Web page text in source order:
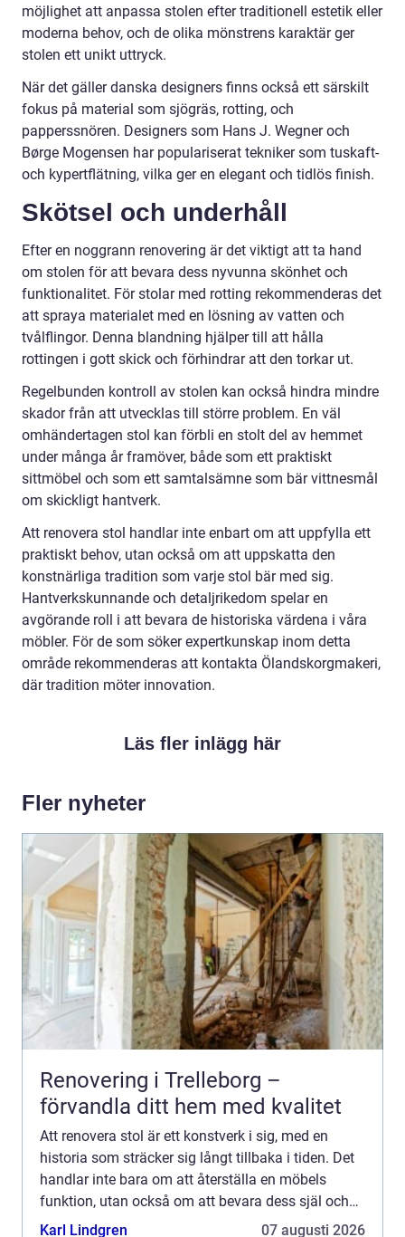
möjlighet att anpassa stolen efter traditionell estetik eller
moderna behov, och de olika mönstrens karaktär ger
stolen ett unikt uttryck.
När det gäller danska designers finns också ett särskilt
fokus på material som sjögräs, rotting, och
papperssnören. Designers som Hans J. Wegner och
Børge Mogensen har populariserat tekniker som tuskaft-
och kypertflätning, vilka ger en elegant och tidlös finish.
Skötsel och underhåll
Efter en noggrann renovering är det viktigt att ta hand
om stolen för att bevara dess nyvunna skönhet och
funktionalitet. För stolar med rotting rekommenderas det
att spraya materialet med en lösning av vatten och
tvålflingor. Denna blandning hjälper till att hålla
rottingen i gott skick och förhindrar att den torkar ut.
Regelbunden kontroll av stolen kan också hindra mindre
skador från att utvecklas till större problem. En väl
omhändertagen stol kan förbli en stolt del av hemmet
under många år framöver, både som ett praktiskt
sittmöbel och som ett samtalsämne som bär vittnesmål
om skickligt hantverk.
Att renovera stol handlar inte enbart om att uppfylla ett
praktiskt behov, utan också om att uppskatta den
konstnärliga tradition som varje stol bär med sig.
Hantverkskunnande och detaljrikedom spelar en
avgörande roll i att bevara de historiska värdena i våra
möbler. För de som söker expertkunskap inom detta
område rekommenderas att kontakta Ölandskorgmakeri,
där tradition möter innovation.
Läs fler inlägg här
Fler nyheter
Renovering i Trelleborg –
förvandla ditt hem med kvalitet
Att renovera stol är ett konstverk i sig, med en
historia som sträcker sig långt tillbaka i tiden. Det
handlar inte bara om att återställa en möbels
funktion, utan också om att bevara dess själ och
estetik. ...
Karl Lindgren 07 augusti 2026